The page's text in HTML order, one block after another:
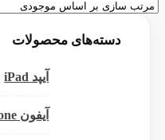
دسته‌های محصولات
آیپد iPad
آیفون iPhone